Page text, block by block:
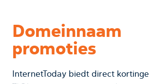
Domeinnaam
promoties
InternetToday biedt direct